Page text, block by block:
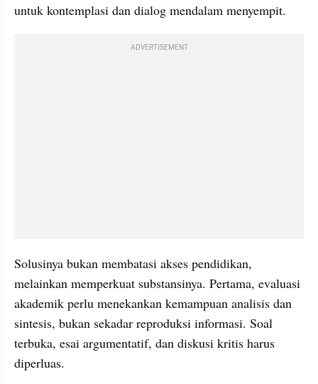
untuk kontemplasi dan dialog mendalam menyempit.
ADVERTISEMENT
Solusinya bukan membatasi akses pendidikan,
melainkan memperkuat substansinya. Pertama, evaluasi
akademik perlu menekankan kemampuan analisis dan
sintesis, bukan sekadar reproduksi informasi. Soal
terbuka, esai argumentatif, dan diskusi kritis harus
diperluas.